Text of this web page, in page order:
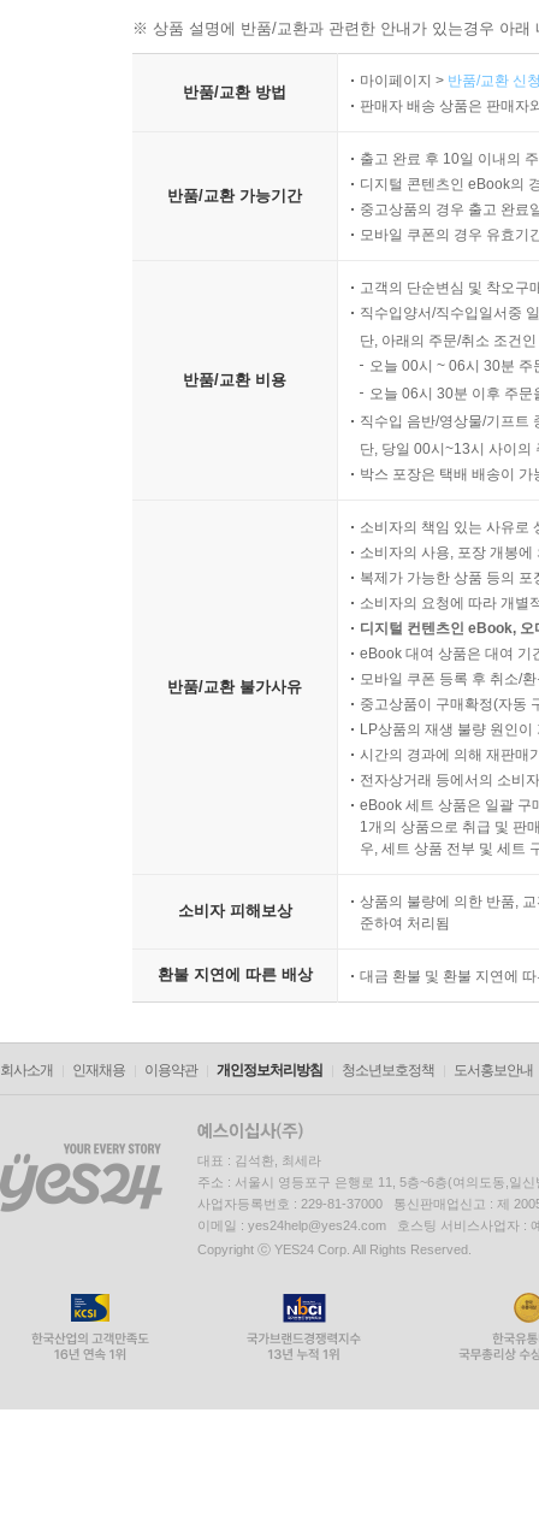
※ 상품 설명에 반품/교환과 관련한 안내가 있는경우 아
반품/교환 방법
마이페이지 > 반품/교환 신
판매자 배송 상품은 판매자
반품/교환 가능기간
출고 완료 후 10일 이내의
디지털 콘텐츠인 eBook의
중고상품의 경우 출고 완료
모바일 쿠폰의 경우 유효기
반품/교환 비용
고객의 단순변심 및 착오구
직수입양서/직수입일서중
단, 아래의 주문/취소 조건
오늘 00시 ~ 06시 30분
오늘 06시 30분 이후 주
직수입 음반/영상물/기프트
단, 당일 00시~13시 사이의
박스 포장은 택배 배송이
반품/교환 불가사유
소비자의 책임 있는 사유로
소비자의 사용, 포장 개봉
복제가 가능한 상품 등의
소비자의 요청에 따라 개별
디지털 컨텐츠인 eBook,
eBook 대여 상품은 대여 기
모바일 쿠폰 등록 후 취소/
중고상품이 구매확정(자동
LP상품의 재생 불량 원인
시간의 경과에 의해 재판매
전자상거래 등에서의 소비
eBook 세트 상품은 일괄 구
1개의 상품으로 취급 및 판
우, 세트 상품 전부 및 세트
소비자 피해보상
상품의 불량에 의한 반품,
준하여 처리됨
환불 지연에 따른 배상 대금 환불 및 환불 지연에
회사소개 인재채용 이용약관 개인정보처리방침 청소년보호정책 도서홍보안내
대표 : 김석환, 최세라
주소 : 서울시 영등포구 은행로 11, 5층~6층(여의도동,일신
사업자등록번호 : 229-81-37000 통신판매업신고 : 제
이메일 : yes24help@yes24.com 호스팅 서비스사업자 :
Copyright ⓒ YES24 Corp. All Rights Reserved.